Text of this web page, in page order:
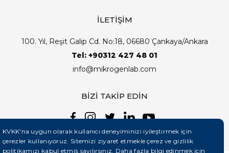
İLETİŞİM
100. Yıl, Reşit Galip Cd. No:18, 06680 Çankaya/Ankara
Tel: +90312 427 48 01
info@mikrogenlab.com
BİZİ TAKİP EDİN
KVKK'na uygun olarak kullanıcı deneyiminizi iyileştirmek için
çerezler kullanıyoruz. Sitemizi ziyaret etmekle çerez ve gizlilik
politikamızı kabul etmiş sayılırsınız. Daha fazla bilgi edinmek için